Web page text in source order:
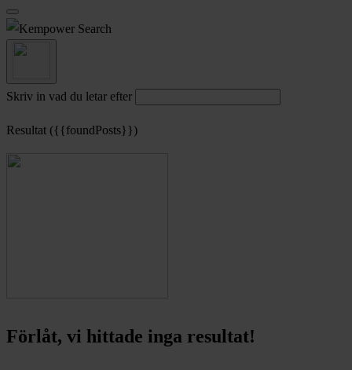
Search
Skriv in vad du letar efter
Resultat ({{foundPosts}})
Förlåt, vi hittade inga resultat!